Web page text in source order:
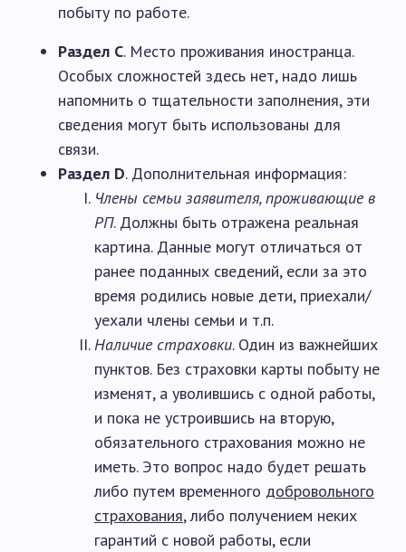
побыту по работе.
Раздел C. Место проживания иностранца.
Особых сложностей здесь нет, надо лишь
напомнить о тщательности заполнения, эти
сведения могут быть использованы для
связи.
Раздел D. Дополнительная информация:
Члены семьи заявителя, проживающие в
РП. Должны быть отражена реальная
картина. Данные могут отличаться от
ранее поданных сведений, если за это
время родились новые дети, приехали/
уехали члены семьи и т.п.
Наличие страховки. Один из важнейших
пунктов. Без страховки карты побыту не
изменят, а уволившись с одной работы,
и пока не устроившись на вторую,
обязательного страхования можно не
иметь. Это вопрос надо будет решать
либо путем временного добровольного
страхования, либо получением неких
гарантий с новой работы, если